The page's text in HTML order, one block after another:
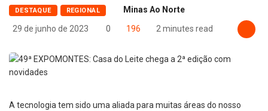
DESTAQUE REGIONAL
Minas Ao Norte
29 de junho de 2023
0 196 2 minutes read
A tecnologia tem sido uma aliada para muitas áreas do nosso